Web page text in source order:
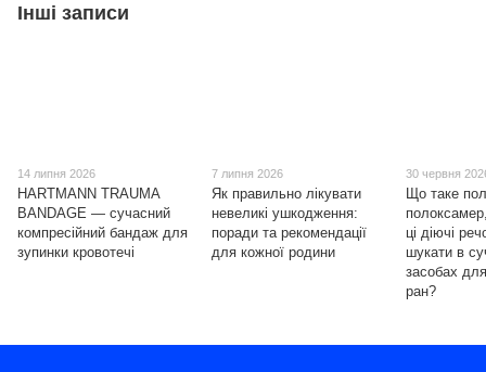
Інші записи
14 липня 2026
HARTMANN TRAUMA
BANDAGE — сучасний
компресійний бандаж для
зупинки кровотечі
7 липня 2026
Як правильно лікувати
невеликі ушкодження:
поради та рекомендації
для кожної родини
30 червня
Що таке
ці діючі
шукати в
засобах
ран?